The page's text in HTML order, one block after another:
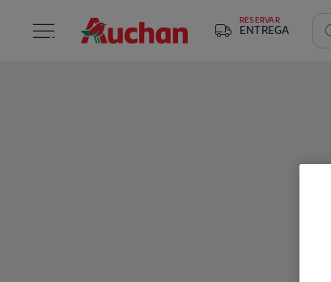
RESERVAR
ENTREGA